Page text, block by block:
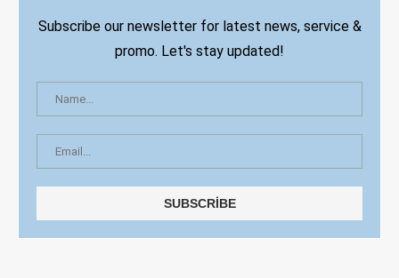
Subscribe our newsletter for latest news, service &
promo. Let's stay updated!